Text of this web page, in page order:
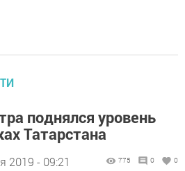
поднялся уровень
Татарстана
2019 - 09:21 775 0 0